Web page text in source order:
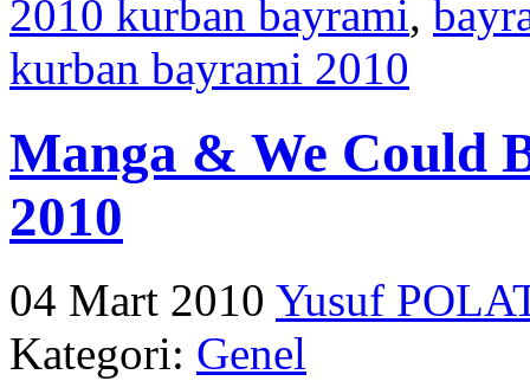
2010 kurban bayrami,
kurban bayrami 2010
Manga & We Could
2010
04 Mart 2010 Yusuf
Kategori: Genel